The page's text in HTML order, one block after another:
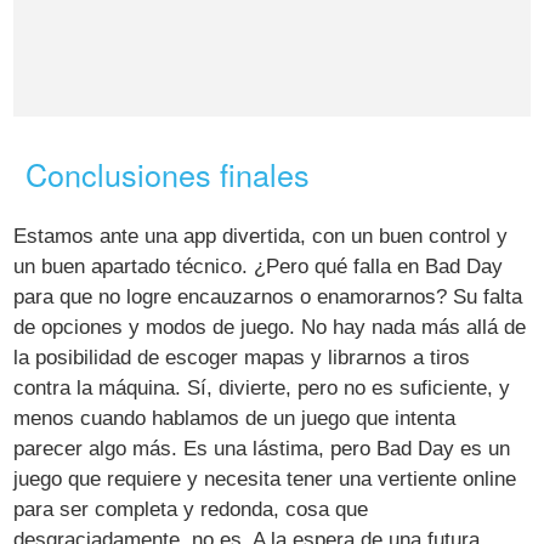
Conclusiones finales
Estamos ante una app divertida, con un buen control y
un buen apartado técnico. ¿Pero qué falla en Bad Day
para que no logre encauzarnos o enamorarnos? Su falta
de opciones y modos de juego. No hay nada más allá de
la posibilidad de escoger mapas y librarnos a tiros
contra la máquina. Sí, divierte, pero no es suficiente, y
menos cuando hablamos de un juego que intenta
parecer algo más. Es una lástima, pero Bad Day es un
juego que requiere y necesita tener una vertiente online
para ser completa y redonda, cosa que